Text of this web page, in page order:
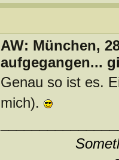
AW: München,
aufgegangen...
Genau so ist es.
mich).